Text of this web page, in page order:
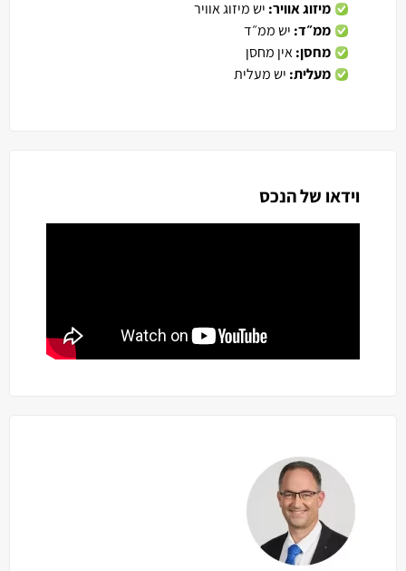
מיזוג אוויר: יש מיזוג אוויר
ממ״ד: יש ממ״ד
מחסן:אין מחסן
מעלית: יש מעלית
וידאו של הנכס